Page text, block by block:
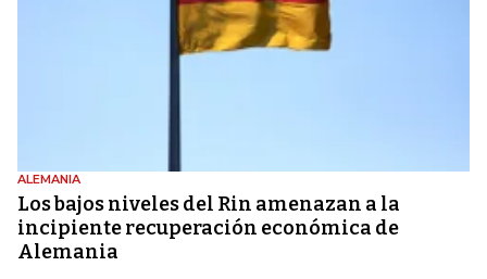
ALEMANIA
Los bajos niveles del Rin amenazan a la
incipiente recuperación económica de
Alemania